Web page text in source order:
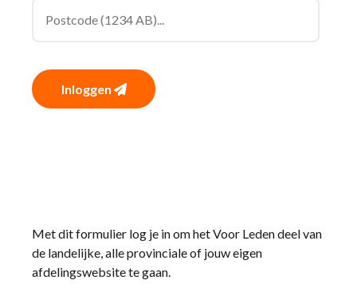
Inloggen
Met dit formulier log je in om het Voor Leden deel van
de landelijke, alle provinciale of jouw eigen
afdelingswebsite te gaan.